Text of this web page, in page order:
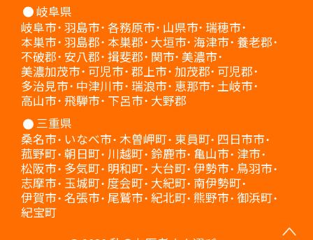
岐阜県
岐阜市 羽島市 各務原市 山県市 瑞穂市
本巣市 羽島郡 本巣郡 大垣市 海津市 養老郡
不破郡 安八郡 揖斐郡 関市 美濃市
美濃加茂市 可児市 郡上市 加茂郡 可児郡
多治見市 中津川市 瑞浪市 恵那市 土岐市
高山市 飛騨市 下呂市 大野郡
三重県
桑名市 いなべ市 木曽岬町 東員町 四日市市
菰野町 朝日町 川越町 鈴鹿市 亀山市 津市
松阪市 多気町 明和町 大台町 伊勢市 鳥羽市
志摩市 玉城町 度会町 大紀町 南伊勢町
伊賀市 名張市 尾鷲市 紀北町 熊野市 御浜町
紀宝町